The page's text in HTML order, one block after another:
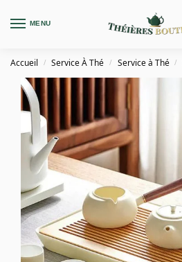
MENU
Accueil / Service À Thé / Service à Thé /